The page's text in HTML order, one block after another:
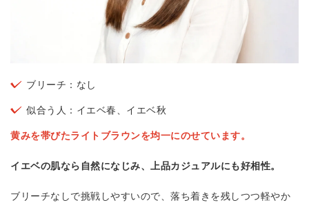
ブリーチ：なし
似合う人：イエベ春、イエベ秋
黄みを帯びたライトブラウンを均一にのせています。
イエベの肌なら自然になじみ、上品カジュアルにも好相性。
ブリーチなしで挑戦しやすいので、落ち着きを残しつつ軽やか